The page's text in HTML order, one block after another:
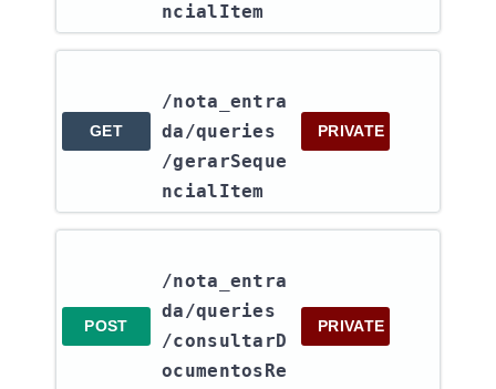
ncialItem
GET
/nota_entra
da​/queries​
/gerarSeque
ncialItem
PRIVATE
POST
/nota_entra
da​/queries​
/consultarD
ocumentosRe
PRIVATE